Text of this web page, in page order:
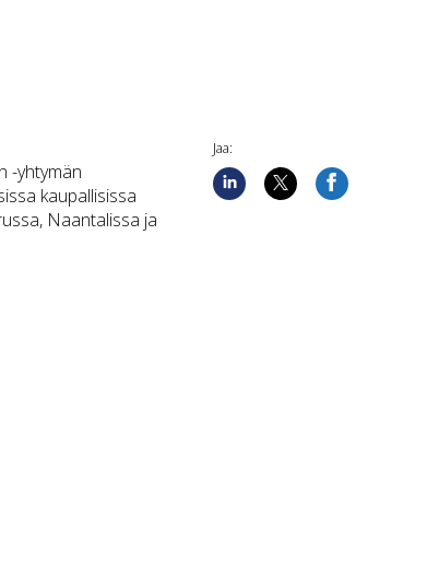
-yhtymän
kaupallisissa
Naantalissa ja
Jaa: